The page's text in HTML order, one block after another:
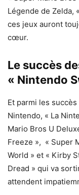
Légende de Zelda,
ces jeux auront
cœur.
Le succès
« Nintendo
Et parmi les
Nintendo, « La
Mario Bros U
Freeze », « Super
World » et « Kirby
Dread » qui va
attendent